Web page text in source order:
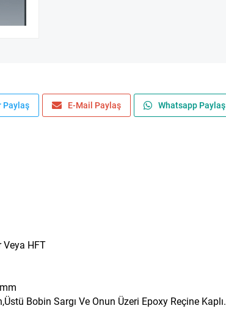
Paylaş E-Mail Paylaş Whatsapp Paylaş
Veya HFT
Bobin Sargı Ve Onun Üzeri Epoxy Reçine Kaplı.